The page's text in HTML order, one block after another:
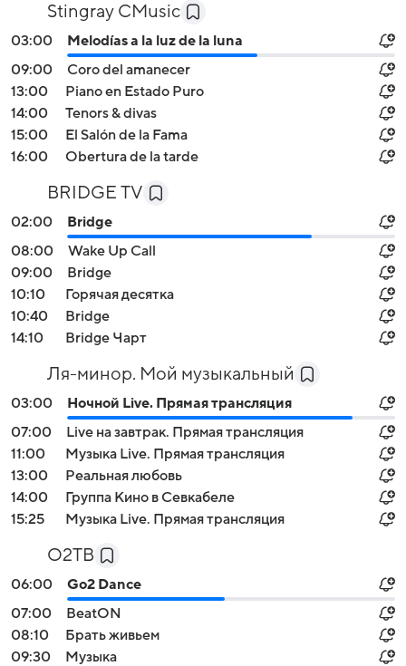
Stingray CMusic
03:00
Melodías a la luz de la luna
09:00
Coro del amanecer
13:00
Piano en Estado Puro
14:00
Tenors & divas
15:00
El Salón de la Fama
16:00
Obertura de la tarde
BRIDGE TV
02:00
Bridge
08:00
Wake Up Call
09:00
Bridge
10:10
Горячая десятка
10:40
Bridge
14:10
Bridge Чарт
Ля-минор. Мой музыкальный
03:00
Ночной Live. Прямая трансляция
07:00
Live на завтрак. Прямая трансляция
11:00
Музыка Live. Прямая трансляция
13:00
Реальная любовь
14:00
Группа Кино в Севкабеле
15:25
Музыка Live. Прямая трансляция
О2ТВ
06:00
Go2 Dance
07:00
BeatON
08:10
Брать живьем
09:30
Музыка